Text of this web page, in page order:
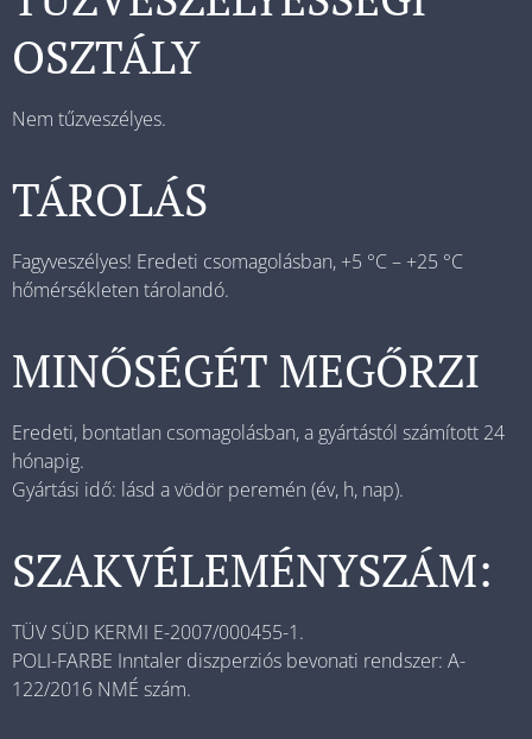
OSZTÁLY
Nem tűzveszélyes.
TÁROLÁS
Fagyveszélyes! Eredeti csomagolásban, +5 °C – +25 °C
hőmérsékleten tárolandó.
MINŐSÉGÉT MEGŐRZI
Eredeti, bontatlan csomagolásban, a gyártástól számított 24
hónapig.
Gyártási idő: lásd a vödör peremén (év, h, nap).
SZAKVÉLEMÉNYSZÁM:
TÜV SÜD KERMI E-2007/000455-1.
POLI-FARBE Inntaler diszperziós bevonati rendszer: A-
122/2016 NMÉ szám.